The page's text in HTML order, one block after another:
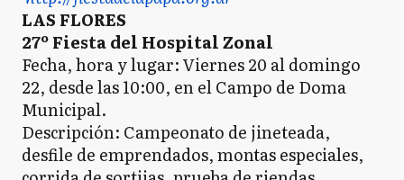
LAS FLORES
27º Fiesta del Hospital Zonal
Fecha, hora y lugar: Viernes 20 al domingo
22, desde las 10:00, en el Campo de Doma
Municipal.
Descripción: Campeonato de jineteada,
desfile de emprendados, montas especiales,